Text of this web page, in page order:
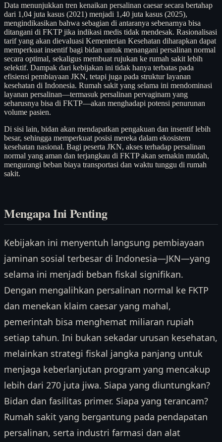
Data menunjukkan tren kenaikan persalinan caesar secara bertahap
dari 1,04 juta kasus (2021) menjadi 1,40 juta kasus (2025),
mengindikasikan bahwa sebagian di antaranya sebenarnya bisa
ditangani di FKTP jika indikasi medis tidak mendesak. Rasionalisasi
tarif yang akan dievaluasi Kementerian Kesehatan diharapkan dapat
memperkuat insentif bagi bidan untuk menangani persalinan normal
secara optimal, sekaligus membuat rujukan ke rumah sakit lebih
selektif. Dampak dari kebijakan ini tidak hanya terbatas pada
efisiensi pembiayaan JKN, tetapi juga pada struktur layanan
kesehatan di Indonesia. Rumah sakit yang selama ini mendominasi
layanan persalinan—termasuk persalinan pervaginam yang
seharusnya bisa di FKTP—akan menghadapi potensi penurunan
volume pasien.
Di sisi lain, bidan akan mendapatkan pengakuan dan insentif lebih
besar, sehingga memperkuat posisi mereka dalam ekosistem
kesehatan nasional. Bagi peserta JKN, akses terhadap persalinan
normal yang aman dan terjangkau di FKTP akan semakin mudah,
mengurangi beban biaya transportasi dan waktu tunggu di rumah
sakit.
Mengapa Ini Penting
Kebijakan ini menyentuh langsung pembiayaan
jaminan sosial terbesar di Indonesia—JKN—yang
selama ini menjadi beban fiskal signifikan.
Dengan mengalihkan persalinan normal ke FKTP
dan menekan klaim caesar yang mahal,
pemerintah bisa menghemat miliaran rupiah
setiap tahun. Ini bukan sekadar urusan kesehatan,
melainkan strategi fiskal jangka panjang untuk
menjaga keberlanjutan program yang mencakup
lebih dari 270 juta jiwa. Siapa yang diuntungkan?
Bidan dan fasilitas primer. Siapa yang terancam?
Rumah sakit yang bergantung pada pendapatan
persalinan, serta industri farmasi dan alat